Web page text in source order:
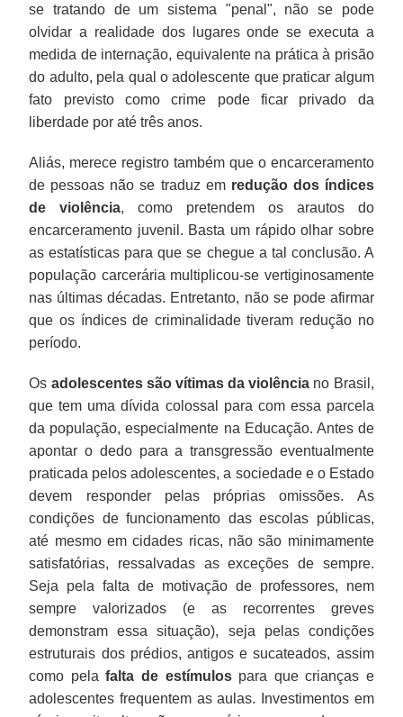
se tratando de um sistema "penal", não se pode
olvidar a realidade dos lugares onde se executa a
medida de internação, equivalente na prática à prisão
do adulto, pela qual o adolescente que praticar algum
fato previsto como crime pode ficar privado da
liberdade por até três anos.
Aliás, merece registro também que o encarceramento
de pessoas não se traduz em redução dos índices
de violência, como pretendem os arautos do
encarceramento juvenil. Basta um rápido olhar sobre
as estatísticas para que se chegue a tal conclusão. A
população carcerária multiplicou-se vertiginosamente
nas últimas décadas. Entretanto, não se pode afirmar
que os índices de criminalidade tiveram redução no
período.
Os adolescentes são vítimas da violência no Brasil,
que tem uma dívida colossal para com essa parcela
da população, especialmente na Educação. Antes de
apontar o dedo para a transgressão eventualmente
praticada pelos adolescentes, a sociedade e o Estado
devem responder pelas próprias omissões. As
condições de funcionamento das escolas públicas,
até mesmo em cidades ricas, não são minimamente
satisfatórias, ressalvadas as exceções de sempre.
Seja pela falta de motivação de professores, nem
sempre valorizados (e as recorrentes greves
demonstram essa situação), seja pelas condições
estruturais dos prédios, antigos e sucateados, assim
como pelafalta de estímulospara que crianças e
adolescentes frequentem as aulas. Investimentos em